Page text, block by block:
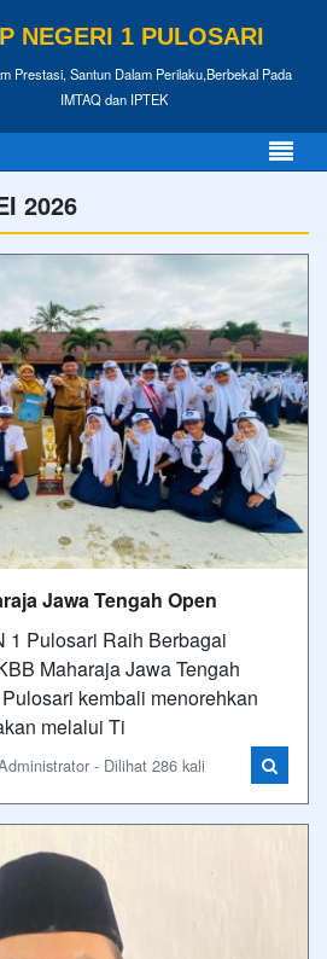
NEGERI 1 PULOSARI
Prestasi, Santun Dalam Perilaku,Berbekal Pada
IMTAQ dan IPTEK
2026
Jawa Tengah Open
1 Pulosari Raih Berbagai
Maharaja Jawa Tengah
kembali menorehkan
melalui Ti
- Dilihat 286 kali